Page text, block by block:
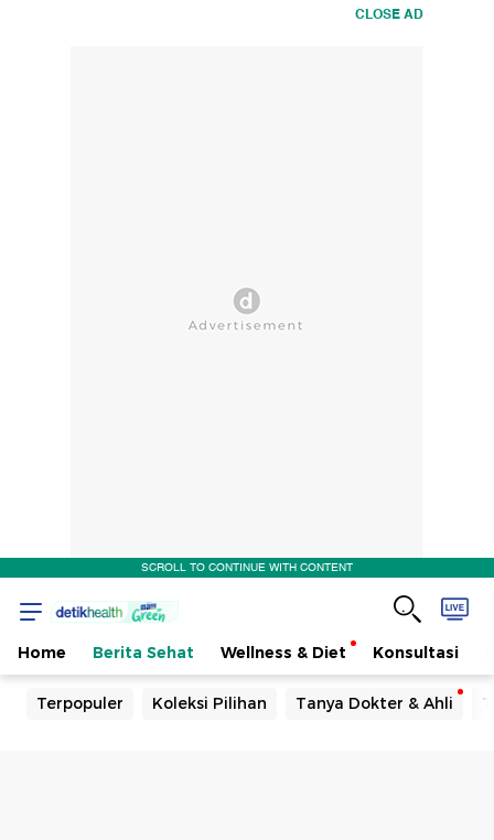
CLOSE AD
SCROLL TO CONTINUE WITH CONTENT
Home Berita Sehat Wellness & Diet Konsultasi
Terpopuler Koleksi Pilihan Tanya Dokter & Ahli